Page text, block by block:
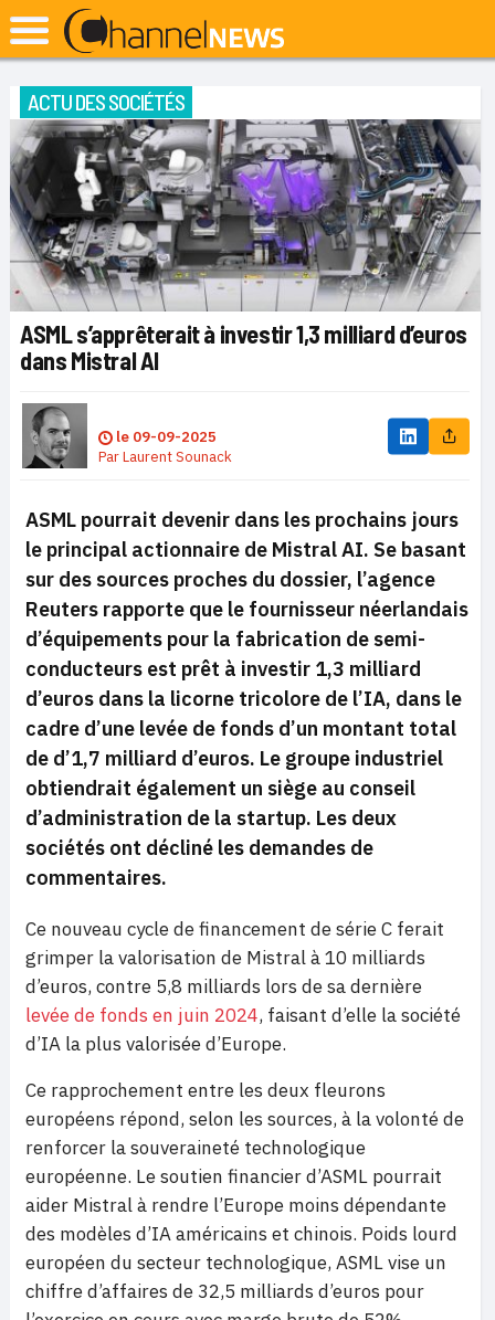
ACTU DES SOCIÉTÉS
ASML s’apprêterait à investir 1,3 milliard d’euros
dans Mistral AI
le 09-09-2025
ParLaurent Sounack
ASML pourrait devenir dans les prochains jours
le principal actionnaire de Mistral AI. Se basant
sur des sources proches du dossier, l’agence
Reuters rapporte que le fournisseur néerlandais
d’équipements pour la fabrication de semi-
conducteurs est prêt à investir 1,3 milliard
d’euros dans la licorne tricolore de l’IA, dans le
cadre d’une levée de fonds d’un montant total
de d’1,7 milliard d’euros. Le groupe industriel
obtiendrait également un siège au conseil
d’administration de la startup. Les deux
sociétés ont décliné les demandes de
commentaires.
Ce nouveau cycle de financement de série C ferait
grimper la valorisation de Mistral à 10 milliards
d’euros, contre 5,8 milliards lors de sa dernière
levée de fonds en juin 2024, faisant d’elle la société
d’IA la plus valorisée d’Europe.
Ce rapprochement entre les deux fleurons
européens répond, selon les sources, à la volonté de
renforcer la souveraineté technologique
européenne. Le soutien financier d’ASML pourrait
aider Mistral à rendre l’Europe moins dépendante
des modèles d’IA américains et chinois. Poids lourd
européen du secteur technologique, ASML vise un
chiffre d’affaires de 32,5 milliards d’euros pour